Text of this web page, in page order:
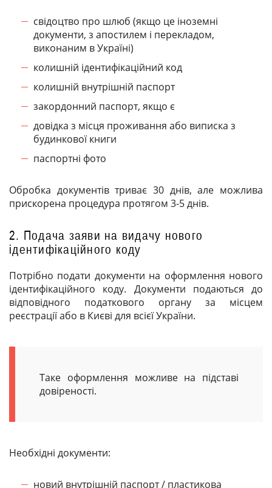
свідоцтво про шлюб (якщо це іноземні
документи, з апостилем і перекладом,
виконаним в Україні)
колишній ідентифікаційний код
колишній внутрішній паспорт
закордонний паспорт, якщо є
довідка з місця проживання або виписка з
будинкової книги
паспортні фото
Обробка документів триває 30 днів, але можлива
прискорена процедура протягом 3-5 днів.
2. Подача заяви на видачу нового
ідентифікаційного коду
Потрібно подати документи на оформлення нового
ідентифікаційного коду. Документи подаються до
відповідного податкового органу за місцем
реєстрації або в Києві для всієї України.
Таке оформлення можливе на підставі
довіреності.
Необхідні документи:
новий внутрішній паспорт / пластикова